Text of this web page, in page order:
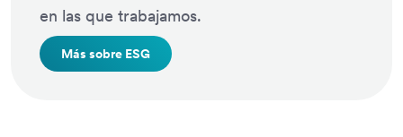
en las que trabajamos.
Más sobre ESG